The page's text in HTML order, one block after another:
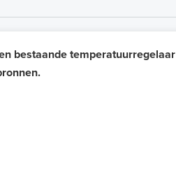
bestaande temperatuurregelaar